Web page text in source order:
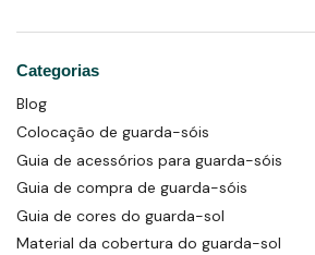
Categorias
Blog
Colocação de guarda-sóis
Guia de acessórios para guarda-sóis
Guia de compra de guarda-sóis
Guia de cores do guarda-sol
Material da cobertura do guarda-sol